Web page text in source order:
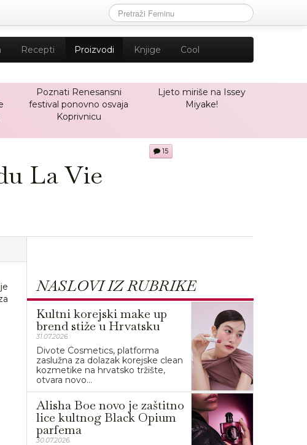
Recepti Proizvodi Knjige Cool
Poznati Renesansni
festival ponovno osvaja
Koprivnicu
Ljeto miriše na Issey
Miyake!
La Vie
15
NASLOVI IZ RUBRIKE
Kultni korejski make up
brend stiže u Hrvatsku
31.07.2026.
Divote Cosmetics, platforma
zaslužna za dolazak korejske clean
kozmetike na hrvatsko tržište,
otvara novo...
Alisha Boe novo je zaštitno
lice kultnog Black Opium
parfema
30.07.2026.